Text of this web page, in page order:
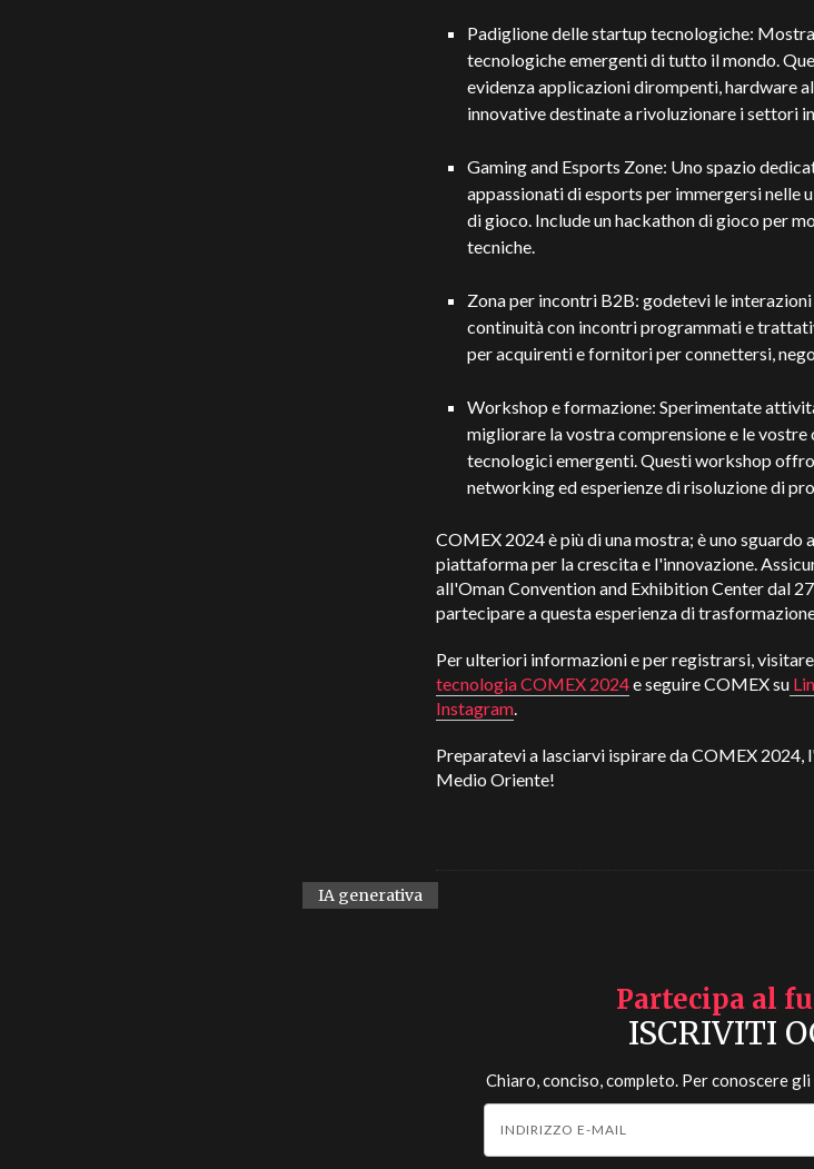
Padiglione delle startup tecnologiche:
tecnologiche emergenti di tutto il mondo.
evidenza applicazioni dirompenti, hardware
innovative destinate a rivoluzionare i settori
Gaming and Esports Zone: Uno spazio
appassionati di esports per immergersi nelle
di gioco. Include un hackathon di gioco per
tecniche.
Zona per incontri B2B: godetevi le
continuità con incontri programmati e
per acquirenti e fornitori per connettersi,
Workshop e formazione: Sperimentate
migliorare la vostra comprensione e le
tecnologici emergenti. Questi workshop
networking ed esperienze di risoluzione di
COMEX 2024 è più di una mostra; è uno sguardo
piattaforma per la crescita e l'innovazione.
all'Oman Convention and Exhibition Center dal
partecipare a questa esperienza di
Per ulteriori informazioni e per registrarsi,
tecnologia COMEX 2024e seguire COMEX su
Instagram.
Preparatevi a lasciarvi ispirare da COMEX
Medio Oriente!
IA generativa
Partecipa al
ISCRIVITI
Chiaro, conciso, completo. Per conoscere